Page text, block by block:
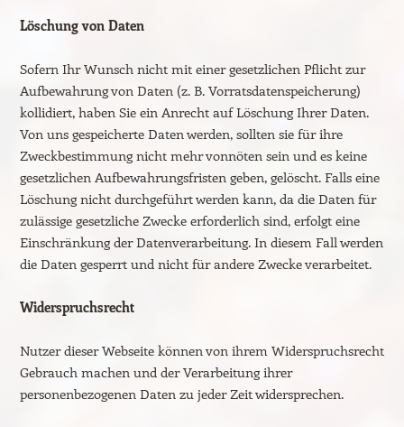
Löschung von Daten
Sofern Ihr Wunsch nicht mit einer gesetzlichen Pflicht zur
Aufbewahrung von Daten (z. B. Vorratsdatenspeicherung)
kollidiert, haben Sie ein Anrecht auf Löschung Ihrer Daten.
Von uns gespeicherte Daten werden, sollten sie für ihre
Zweckbestimmung nicht mehr vonnöten sein und es keine
gesetzlichen Aufbewahrungsfristen geben, gelöscht. Falls eine
Löschung nicht durchgeführt werden kann, da die Daten für
zulässige gesetzliche Zwecke erforderlich sind, erfolgt eine
Einschränkung der Datenverarbeitung. In diesem Fall werden
die Daten gesperrt und nicht für andere Zwecke verarbeitet.
Widerspruchsrecht
Nutzer dieser Webseite können von ihrem Widerspruchsrecht
Gebrauch machen und der Verarbeitung ihrer
personenbezogenen Daten zu jeder Zeit widersprechen.